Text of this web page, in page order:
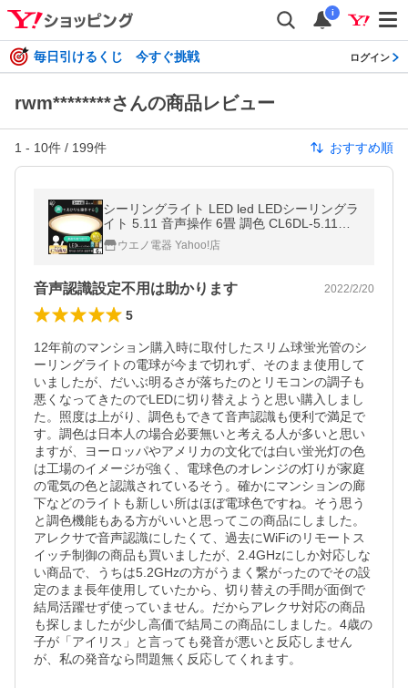
i
毎日引けるくじ 今すぐ挑戦 ログイン
rwm********さんの商品レビュー
1 - 10件 / 199件 おすすめ順
シーリングライト LED led LEDシーリングラ
イト 5.11 音声操作 6畳 調色 CL6DL-5.11WF
V-U・M アイリスオーヤマ 節電 省エネ 電気
代 節電対策
ウエノ電器 Yahoo!店
音声認識設定不用は助かります 2022/2/20
5
12年前のマンション購入時に取付したスリム球蛍光管のシ
ーリングライトの電球が今まで切れず、そのまま使用して
いましたが、だいぶ明るさが落ちたのとリモコンの調子も
悪くなってきたのでLEDに切り替えようと思い購入しまし
た。照度は上がり、調色もできて音声認識も便利で満足で
す。調色は日本人の場合必要無いと考える人が多いと思い
ますが、ヨーロッパやアメリカの文化では白い蛍光灯の色
は工場のイメージが強く、電球色のオレンジの灯りが家庭
の電気の色と認識されているそう。確かにマンションの廊
下などのライトも新しい所はほぼ電球色ですね。そう思う
と調色機能もある方がいいと思ってこの商品にしました。
アレクサで音声認識にしたくて、過去にWiFiのリモートス
イッチ制御の商品も買いましたが、2.4GHzにしか対応しな
い商品で、うちは5.2GHzの方がうまく繋がったのでその設
定のまま長年使用していたから、切り替えの手間が面倒で
結局活躍せず使っていません。だからアレクサ対応の商品
も探しましたが少し高価で結局この商品にしました。4歳の
子が「アイリス」と言っても発音が悪いと反応しません
が、私の発音なら問題無く反応してくれます。